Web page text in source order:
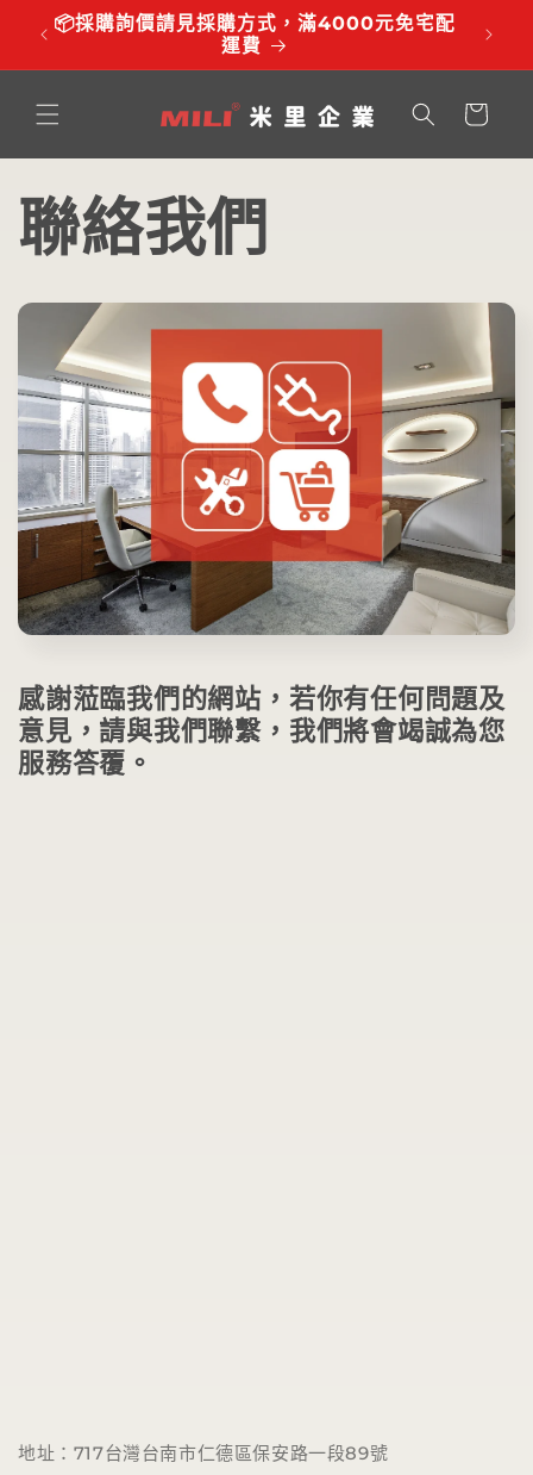
跳至內
容
📦採購詢價請見採購方式，滿4000元免宅配
運費
⏰服
物
聯絡我們
感謝蒞臨我們的網站，若你有任何問題及
意見，請與我們聯繫，我們將會竭誠為您
服務答覆。
地址：717台灣台南市仁德區保安路一段89號